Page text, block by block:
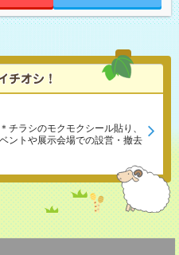
チラシのモクモクシール貼り、
ントや展示会場での設営・撤去